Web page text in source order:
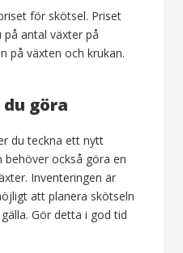
för skötsel. Priset
antal växter på
på växten och krukan.
göra
du teckna ett nytt
behöver också göra en
Inventeringen är
att planera skötseln
Gör detta i god tid